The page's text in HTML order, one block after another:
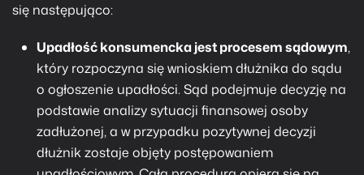
się następująco:
Upadłość konsumencka jest procesem sądowym,
który rozpoczyna się wnioskiem dłużnika do sądu
o ogłoszenie upadłości. Sąd podejmuje decyzję na
podstawie analizy sytuacji finansowej osoby
zadłużonej, a w przypadku pozytywnej decyzji
dłużnik zostaje objęty postępowaniem